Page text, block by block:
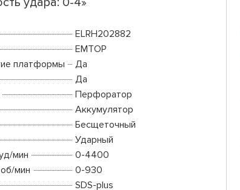
ELRH202882
EMTOP
платформы
Да
Да
Перфоратор
Аккумулятор
Бесщеточный
Ударный
мин
0-4400
мин
0-930
SDS-plus